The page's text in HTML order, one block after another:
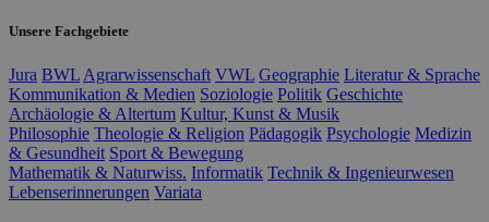
Unsere Fachgebiete
Jura BWL Agrarwissenschaft VWL Geographie Literatur & Sprache
Kommunikation & Medien Soziologie Politik Geschichte
Archäologie & Altertum Kultur, Kunst & Musik
Philosophie Theologie & Religion Pädagogik Psychologie Medizin
& Gesundheit Sport & Bewegung
Mathematik & Naturwiss. Informatik Technik & Ingenieurwesen
Lebenserinnerungen Variata